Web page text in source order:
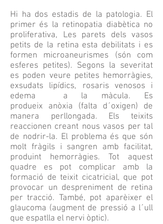
Hi ha dos estadis de la patologia. El
primer és la retinopatia diabètica no
proliferativa, Les parets dels vasos
petits de la retina esta debilitats i es
formen microaneurismes (són com
esferes petites). Segons la severitat
es poden veure petites hemorràgies,
exsudats lipídics, rosaris venosos i
edema a la màcula. Es
produeix anòxia (falta d´oxigen) de
manera perllongada. Els teixits
reaccionen creant nous vasos per tal
de nodrir-la. El problema és que són
molt fràgils i sangren amb facilitat,
produint hemorràgies. Tot aquest
quadre es pot complicar amb la
formació de teixit cicatricial, que pot
provocar un despreniment de retina
per tracció. També, pot aparèixer el
glaucoma (augment de pressió a l´ull
que espatlla el nervi òptic).